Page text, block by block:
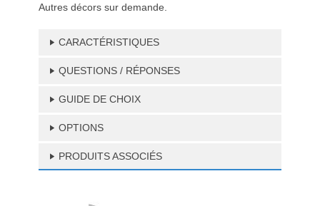
Autres décors sur demande.
CARACTÉRISTIQUES
QUESTIONS / RÉPONSES
GUIDE DE CHOIX
OPTIONS
PRODUITS ASSOCIÉS